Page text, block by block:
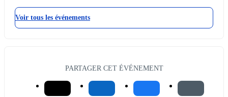
Voir tous les événements
PARTAGER CET ÉVÉNEMENT